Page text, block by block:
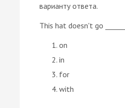
варианту ответа.
This hat doesn't go
on
in
for
with